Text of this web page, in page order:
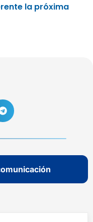
la próxima